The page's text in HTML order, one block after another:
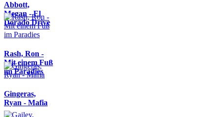
Abbott,
Megan - El
Dorado Drive
Rash, Ron -
Mit einem Fuß
im Paradies
Gingeras,
Ryan - Mafia